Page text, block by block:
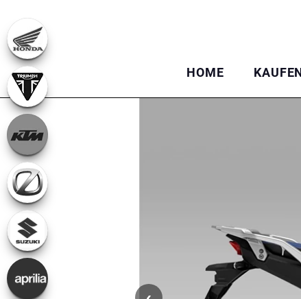
HOME KAUFEN